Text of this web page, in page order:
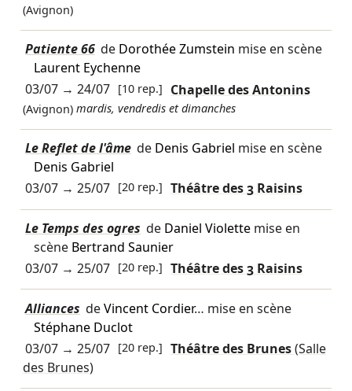
(Avignon)
Patiente 66 de Dorothée Zumstein mise en scène
Laurent Eychenne
03/07→ 24/07 [10 rep.] Chapelle des Antonins
(Avignon) mardis, vendredis et dimanches
Le Reflet de l'âme de Denis Gabriel mise en scène
Denis Gabriel
03/07→ 25/07 [20 rep.] Théâtre des 3 Raisins
Le Temps des ogres de Daniel Violettemise en
scène Bertrand Saunier
03/07→ 25/07 [20 rep.] Théâtre des 3 Raisins
Alliances deVincent Cordier… mise en scène
Stéphane Duclot
03/07→ 25/07 [20 rep.] Théâtre des Brunes(Salle
des Brunes)